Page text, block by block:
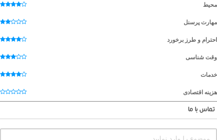
محیط
مهارت پرسنل
احترام و طرز برخورد
وقت شناسی
خدمات
هزینه اقتصادی
تماس با ما